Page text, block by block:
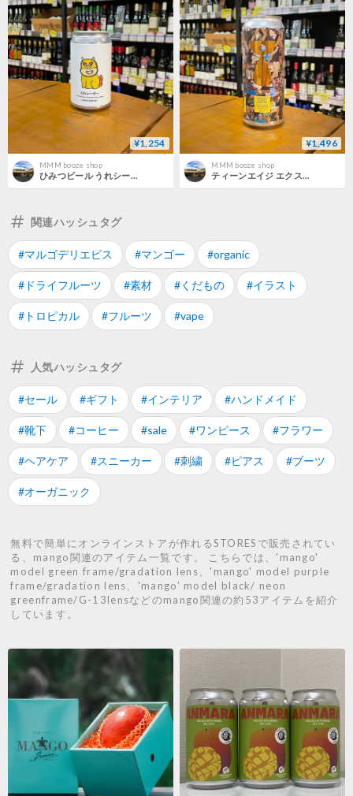
¥1,254
MMM booze shop
¥1,496
MMM booze shop
関連ハッシュタグ
#マルゴデリエビス #マンゴー #organic
#ドライフルーツ #素材 #くだもの #イラスト
#トロピカル #フルーツ #vape
人気ハッシュタグ
#セール #ギフト #インテリア #ハンドメイド
#靴下 #コーヒー #sale #ワンピース #フラワー
#ヘアケア #スニーカー #刺繍 #ピアス #ブーツ
#オーガニック
無料で簡単にオンラインストアが作れるSTORESで販売されてい
る、mango関連のアイテム一覧です。 こちらでは、'mango'
model green frame/gradation lens、'mango' model purple
frame/gradation lens、'mango' model black/ neon
greenframe/G-13lensなどのmango関連の約53アイテムを紹介
しています。